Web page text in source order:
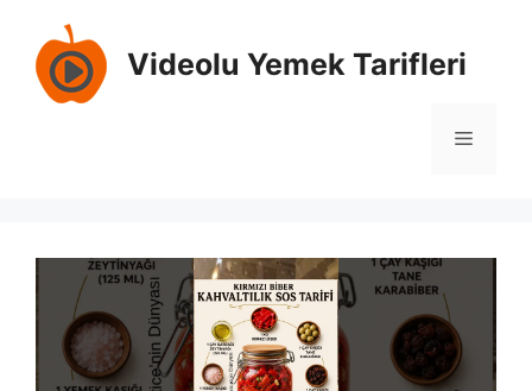
Videolu Yemek Tarifleri
Menü